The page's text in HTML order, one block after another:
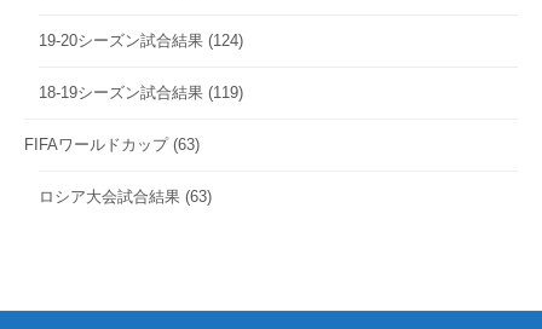
19-20シーズン試合結果 (124)
18-19シーズン試合結果 (119)
FIFAワールドカップ(63)
ロシア大会試合結果 (63)